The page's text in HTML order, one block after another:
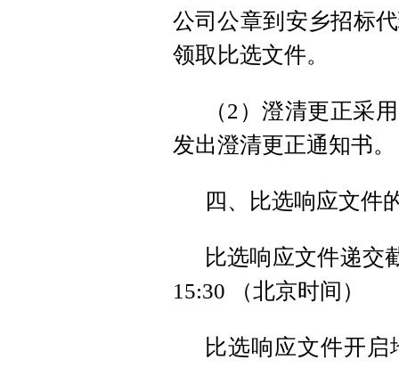
公司公章到安乡招标
领取比选文件。
（2）澄清更正采
发出澄清更正通知书。
四、比选响应文件
比选响应文件递交
15:30 （北京时间）
比选响应文件开